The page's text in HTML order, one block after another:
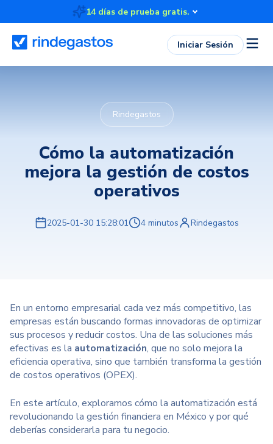
14 días de prueba gratis.
Iniciar Sesión
Rindegastos
Cómo la automatización
mejora la gestión de costos
operativos
2025-01-30 15:28:01 4 minutos Rindegastos
En un entorno empresarial cada vez más competitivo, las
empresas están buscando formas innovadoras de optimizar
sus procesos y reducir costos. Una de las soluciones más
efectivas es la automatización, que no solo mejora la
eficiencia operativa, sino que también transforma la gestión
de costos operativos (OPEX).
En este artículo, exploramos cómo la automatización está
revolucionando la gestión financiera en México y por qué
deberías considerarla para tu negocio.